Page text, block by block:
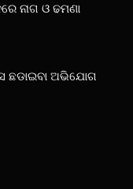
ନାଗ ଓ ଢମଣା
ଛଡାଇବା ଅଭିଯୋଗ